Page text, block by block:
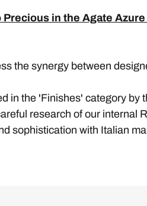
Precious in the Agate
the synergy between
in the 'Finishes' category
research of our internal
sophistication with Italian